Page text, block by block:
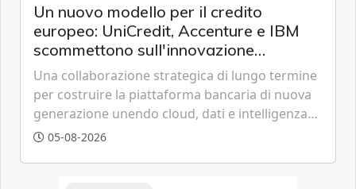
Un nuovo modello per il credito
europeo: UniCredit, Accenture e IBM
scommettono sull'innovazione
tecnologica
Una collaborazione strategica di lungo termine
per costruire la piattaforma bancaria di nuova
generazione unendo cloud, dati e intelligenza
artificiale.
05-08-2026